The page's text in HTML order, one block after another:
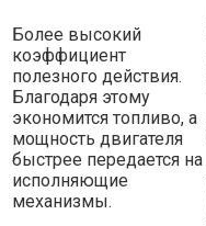
Более высокий
коэффициент
полезного действия.
Благодаря этому
экономится топливо, а
мощность двигателя
быстрее передается на
исполняющие
механизмы.